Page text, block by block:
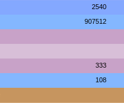
2540
907512
333
108